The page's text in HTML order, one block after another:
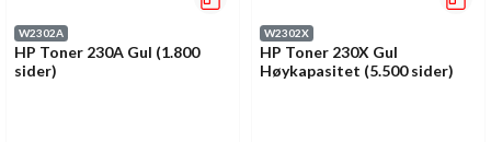
W2302A
HP Toner 230A Gul (1.800
sider)
W2302X
HP Toner 230X Gul
Høykapasitet (5.500 sider)